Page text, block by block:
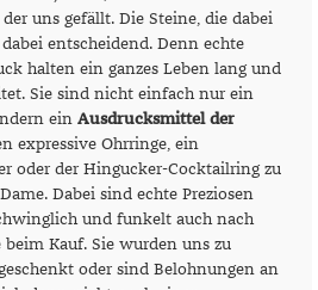
uns gefällt. Die Steine, die dabei
entscheidend. Denn echte
halten ein ganzes Leben lang und
Sie sind nicht einfach nur ein
ein Ausdrucksmittel der
expressive Ohrringe, ein
oder der Hingucker-Cocktailring zu
Dabei sind echte Preziosen
und funkelt auch nach
Kauf. Sie wurden uns zu
oder sind Belohnungen an